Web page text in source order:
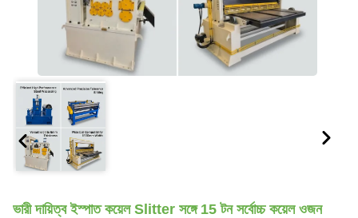
ভারী দায়িত্ব ইস্পাত কয়েল Slitter সঙ্গে 15 টন সর্বোচ্চ কয়েল ওজন